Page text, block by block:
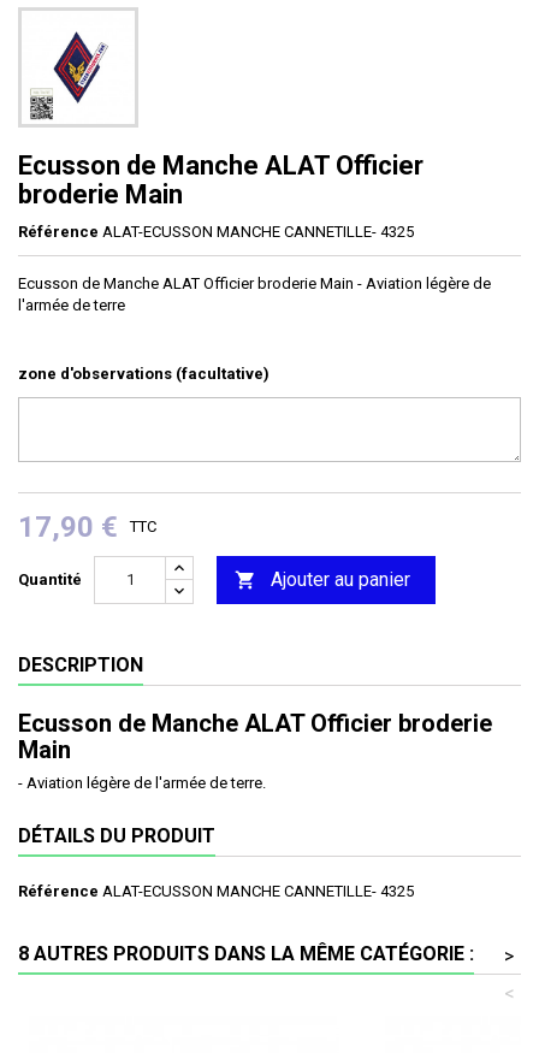
Ecusson de Manche ALAT Officier
broderie Main
Référence ALAT-ECUSSON MANCHE CANNETILLE- 4325
Ecusson de Manche ALAT Officier broderie Main - Aviation légère de
l'armée de terre
zone d'observations (facultative)
17,90 € TTC
Quantité  Ajouter au panier
DESCRIPTION
Ecusson de Manche ALAT Officier broderie
Main
- Aviation légère de l'armée de terre.
DÉTAILS DU PRODUIT
Référence ALAT-ECUSSON MANCHE CANNETILLE- 4325
8 AUTRES PRODUITS DANS LA MÊME CATÉGORIE :
>
<